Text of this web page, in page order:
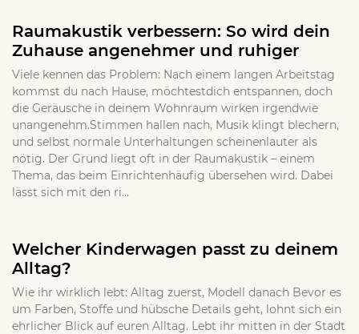
Raumakustik verbessern: So wird dein
Zuhause angenehmer und ruhiger
Viele kennen das Problem: Nach einem langen Arbeitstag
kommst du nach Hause, möchtestdich entspannen, doch
die Geräusche in deinem Wohnraum wirken irgendwie
unangenehm.Stimmen hallen nach, Musik klingt blechern,
und selbst normale Unterhaltungen scheinenlauter als
nötig. Der Grund liegt oft in der Raumakustik – einem
Thema, das beim Einrichtenhäufig übersehen wird. Dabei
lässt sich mit den ri...
Welcher Kinderwagen passt zu deinem
Alltag?
Wie ihr wirklich lebt: Alltag zuerst, Modell danach Bevor es
um Farben, Stoffe und hübsche Details geht, lohnt sich ein
ehrlicher Blick auf euren Alltag. Lebt ihr mitten in der Stadt